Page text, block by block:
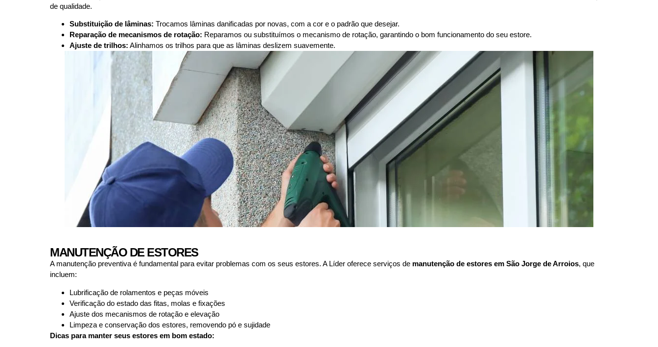
de qualidade.
Substituição de lâminas: Trocamos lâminas danificadas por novas, com a cor e o padrão que desejar.
Reparação de mecanismos de rotação: Reparamos ou substituímos o mecanismo de rotação, garantindo o bom funcionamento do seu estore.
Ajuste de trilhos: Alinhamos os trilhos para que as lâminas deslizem suavemente.
MANUTENÇÃO DE ESTORES
A manutenção preventiva é fundamental para evitar problemas com os seus estores. A Líder oferece serviços de manutenção de estores em São Jorge de Arroios, que
incluem:
Lubrificação de rolamentos e peças móveis
Verificação do estado das fitas, molas e fixações
Ajuste dos mecanismos de rotação e elevação
Limpeza e conservação dos estores, removendo pó e sujidade
Dicas para manter seus estores em bom estado: